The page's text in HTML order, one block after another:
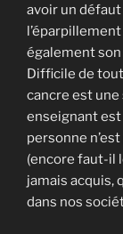
avoir un défaut
également son
Difficile de
cancre est une
enseignant
personne
(encore faut-il
jamais acquis,
dans nos